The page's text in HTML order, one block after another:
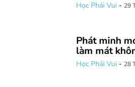
Học Phải Vui - 29
Phát minh
làm mát
Học Phải Vui - 28